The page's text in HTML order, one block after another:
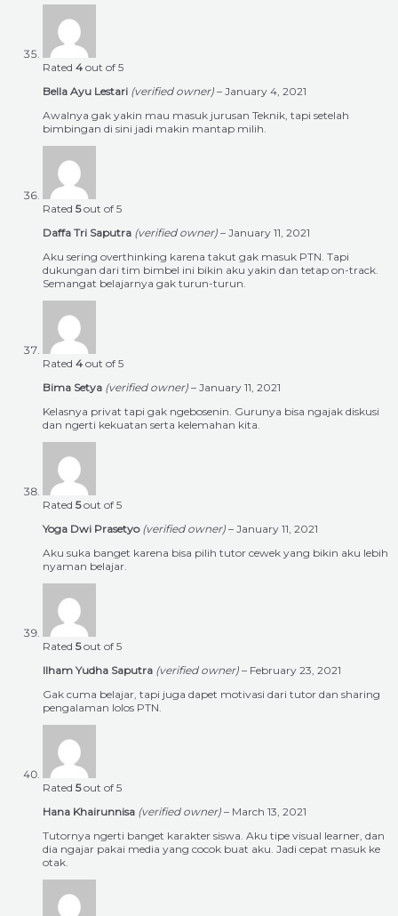
Rated 4 out of 5
Bella Ayu Lestari (verified owner) – January 4, 2021
Awalnya gak yakin mau masuk jurusan Teknik, tapi setelah
bimbingan di sini jadi makin mantap milih.
Rated 5out of 5
Daffa Tri Saputra (verified owner) – January 11, 2021
Aku sering overthinking karena takut gak masuk PTN. Tapi
dukungan dari tim bimbel ini bikin aku yakin dan tetap on-track.
Semangat belajarnya gak turun-turun.
Rated 4 out of 5
Bima Setya (verified owner) – January 11, 2021
Kelasnya privat tapi gak ngebosenin. Gurunya bisa ngajak diskusi
dan ngerti kekuatan serta kelemahan kita.
Rated 5out of 5
Yoga Dwi Prasetyo (verified owner) – January 11, 2021
Aku suka banget karena bisa pilih tutor cewek yang bikin aku lebih
nyaman belajar.
Rated 5out of 5
Ilham Yudha Saputra (verified owner) – February 23, 2021
Gak cuma belajar, tapi juga dapet motivasi dari tutor dan sharing
pengalaman lolos PTN.
Rated 5out of 5
Hana Khairunnisa (verified owner) – March 13, 2021
Tutornya ngerti banget karakter siswa. Aku tipe visual learner, dan
dia ngajar pakai media yang cocok buat aku. Jadi cepat masuk ke
otak.